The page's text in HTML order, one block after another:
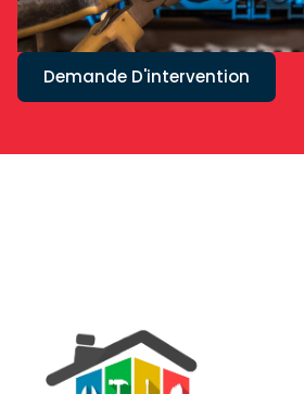
Demande D'intervention